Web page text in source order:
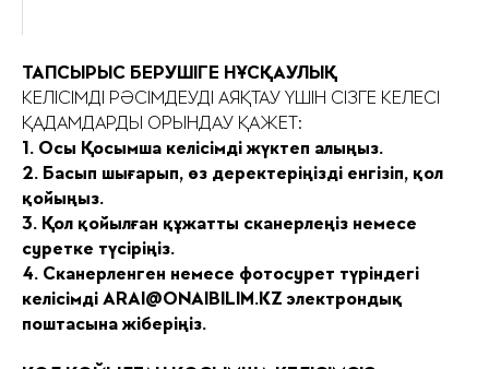
ТАПСЫРЫС БЕРУШІГЕ НҰСҚАУЛЫҚ
КЕЛІСІМДІ РӘСІМДЕУДІ АЯҚТАУ ҮШІН СІЗГЕ КЕЛЕСІ
ҚАДАМДАРДЫ ОРЫНДАУ ҚАЖЕТ:
1. Осы Қосымша келісімді жүктеп алыңыз.
2. Басып шығарып, өз деректеріңізді енгізіп, қол
қойыңыз.
3. Қол қойылған құжатты сканерлеңіз немесе
суретке түсіріңіз.
4. Сканерленген немесе фотосурет түріндегі
келісімді ARAI@ONAIBILIM.KZ электрондық
поштасына жіберіңіз.